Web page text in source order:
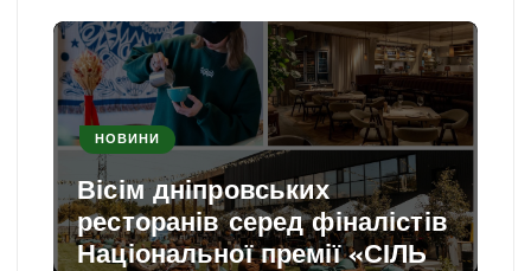
НОВИНИ
Вісім дніпровських
ресторанів серед фіналістів
Національної премії «СІЛЬ